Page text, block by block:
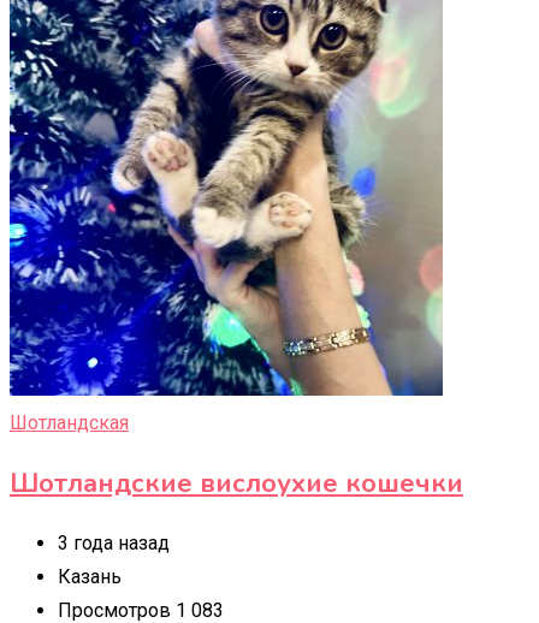
Шотландская
Шотландские вислоухие кошечки
3 года назад
Казань
Просмотров 1 083